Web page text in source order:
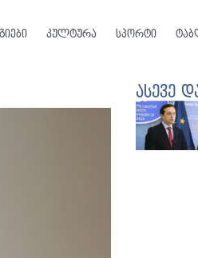
კულტურა სპორტი
ასევე